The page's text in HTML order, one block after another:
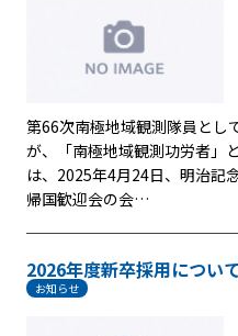
第66次南極地域観測隊員と
が、「南極地域観測功労者」
は、2025年4月24日、明治記
帰国歓迎会の会…
2026年度新卒採用につい
お知らせ